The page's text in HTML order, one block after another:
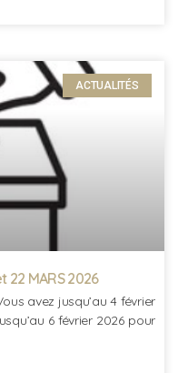
ACTUALITÉS
22 MARS 2026
avez jusqu’au 4 février
6 février 2026 pour